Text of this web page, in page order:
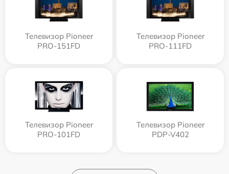
Телевизор Pioneer
PRO-151FD
Телевизор Pioneer
PRO-111FD
Телевизор Pioneer
PRO-101FD
Телевизор Pioneer
PDP-V402